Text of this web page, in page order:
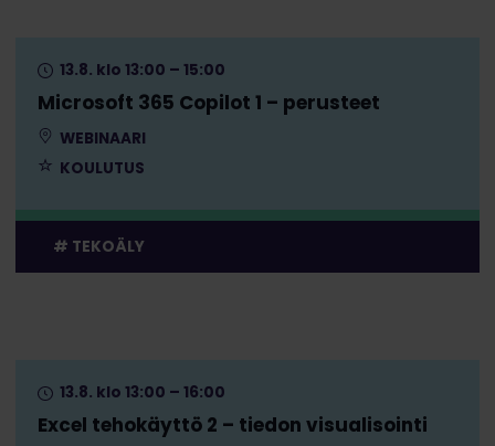
Microsoft 365 Copilot 1 – perusteet
13.8. klo 13:00 – 15:00
WEBINAARI
KOULUTUS
TEKOÄLY
Excel tehokäyttö 2 – tiedon visualisointi
13.8. klo 13:00 – 16:00